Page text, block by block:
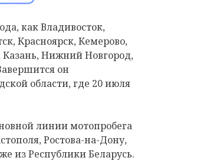
как Владивосток,
Красноярск, Кемерово,
Нижний Новгород,
он
области, где 20 июля
линии мотопробега
Ростова-на-Дону,
из Республики Беларусь.